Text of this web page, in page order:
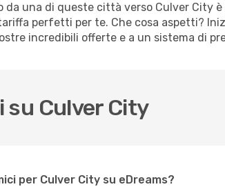
da una di queste città verso Culver City
perfetti per te. Che cosa aspetti?
incredibili offerte e a un sistema di
Culver City
per Culver City su eDreams?